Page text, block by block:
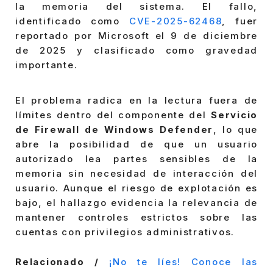
la memoria del sistema. El fallo,
identificado como CVE-2025-62468, fuer
reportado por Microsoft el 9 de diciembre
de 2025 y clasificado como gravedad
importante.
El problema radica en la lectura fuera de
límites dentro del componente del Servicio
de Firewall de Windows Defender , lo que
abre la posibilidad de que un usuario
autorizado lea partes sensibles de la
memoria sin necesidad de interacción del
usuario. Aunque el riesgo de explotación es
bajo, el hallazgo evidencia la relevancia de
mantener controles estrictos sobre las
cuentas con privilegios administrativos.
Relacionado /
¡No te líes! Conoce las